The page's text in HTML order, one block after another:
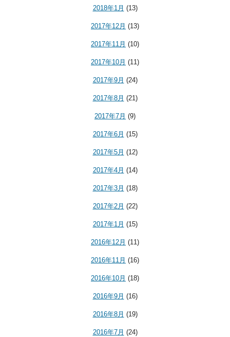
2018年1月 (13)
2017年12月 (13)
2017年11月 (10)
2017年10月 (11)
2017年9月 (24)
2017年8月 (21)
2017年7月 (9)
2017年6月 (15)
2017年5月 (12)
2017年4月 (14)
2017年3月 (18)
2017年2月 (22)
2017年1月 (15)
2016年12月 (11)
2016年11月 (16)
2016年10月 (18)
2016年9月 (16)
2016年8月 (19)
2016年7月 (24)